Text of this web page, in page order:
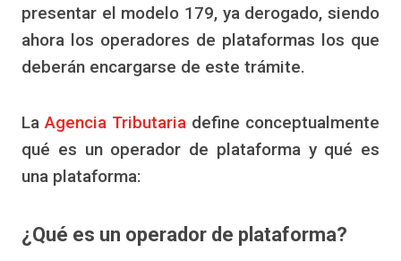
presentar el modelo 179, ya derogado, siendo
ahora los operadores de plataformas los que
deberán encargarse de este trámite.
LaAgencia Tributaria define conceptualmente
qué es un operador de plataforma y qué es
una plataforma:
¿Qué es un operador de plataforma?